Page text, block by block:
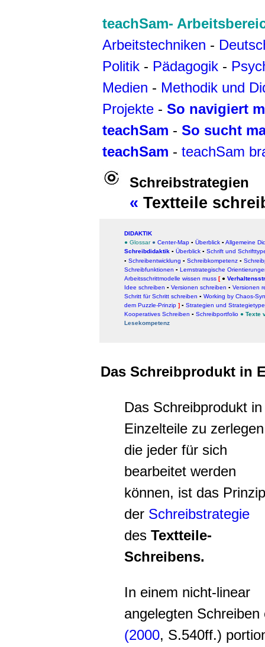
teachSam-
Arbeitstechniken -
Politik - Pädagogik -
Medien - Methodik und
Projekte - So navigiert
teachSam - So sucht
teachSam - teachSam
Schreibstrategien
« Textteile
DIDAKTIK
● Glossar ● Center-Map ▪ Überblick ▪ Allgemeine
Schreibdidaktik ▪ Überblick ▪ Schrift und
▪ Schreibentwicklung ▪ Schreibkompetenz ▪
Schreibfunktionen ▪ Lernstrategische
Arbeitsschrittmodelle wissen muss [●
Idee schreiben ▪ Versionen schreiben ▪ Versionen
Schritt für Schritt schreiben ▪ Working by Chaos-
dem Puzzle-Prinzip ] ▪ Strategien und
Kooperatives Schreiben ▪ Schreibportfolio ● Texte
Lesekompetenz
Das Schreibprodukt in
Das Schreibprodukt in
Einzelteile zu
die jeder für sich
bearbeitet werden
können, ist das Prinzip
der Schreibstrategie
des Textteile-
Schreibens.
In einem nicht-linear
angelegten
(2000, S.540ff.)